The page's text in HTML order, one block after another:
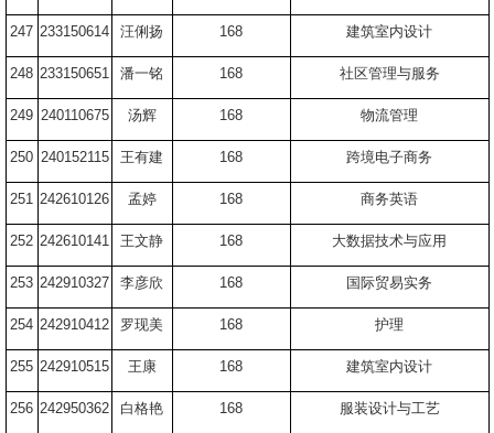
247 233150614 汪俐扬 168 建筑室内设计
248 233150651 潘一铭 168 社区管理与服务
249 240110675 汤辉 168 物流管理
250 240152115 王有建 168 跨境电子商务
251 242610126 孟婷 168 商务英语
252 242610141 王文静 168 大数据技术与应用
253 242910327 李彦欣 168 国际贸易实务
254 242910412 罗现美 168 护理
255 242910515 王康 168 建筑室内设计
256 242950362 白格艳 168 服装设计与工艺